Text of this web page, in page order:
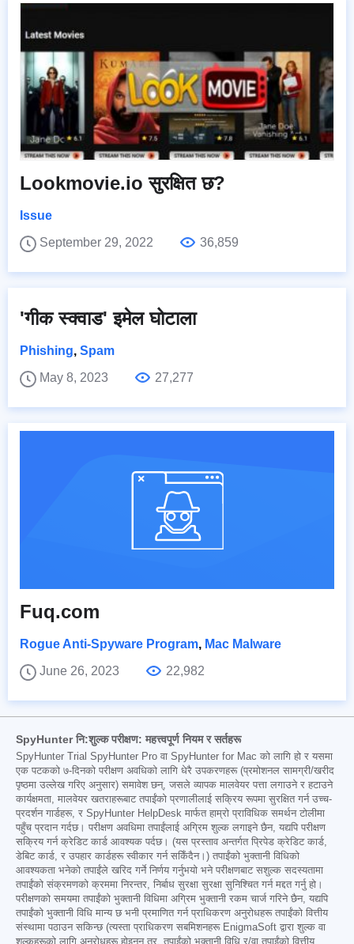
Lookmovie.io सुरक्षित छ?
Issue
September 29, 2022
36,859
'गीक स्क्वाड' इमेल घोटाला
Phishing, Spam
May 8, 2023
27,277
Fuq.com
Rogue Anti-Spyware Program, Mac Malware
June 26, 2023
22,982
SpyHunter नि:शुल्क परीक्षण: महत्त्वपूर्ण नियम र सर्तहरू
SpyHunter Trial SpyHunter Pro वा SpyHunter for Mac को लागि हो र यसमा
एक पटकको ७-दिनको परीक्षण अवधिको लागि धेरै उपकरणहरू (प्रमोशनल सामग्री/खरीद
पृष्ठमा उल्लेख गरिए अनुसार) समावेश छन्, जसले व्यापक मालवेयर पत्ता लगाउने र हटाउने
कार्यक्षमता, मालवेयर खतराहरूबाट तपाईंको प्रणालीलाई सक्रिय रूपमा सुरक्षित गर्न उच्च-
प्रदर्शन गार्डहरू, र SpyHunter HelpDesk मार्फत हाम्रो प्राविधिक समर्थन टोलीमा
पहुँच प्रदान गर्दछ। परीक्षण अवधिमा तपाईंलाई अग्रिम शुल्क लगाइने छैन, यद्यपि परीक्षण
सक्रिय गर्न क्रेडिट कार्ड आवश्यक पर्दछ। (यस प्रस्ताव अन्तर्गत प्रिपेड क्रेडिट कार्ड,
डेबिट कार्ड, र उपहार कार्डहरू स्वीकार गर्न सकिँदैन।) तपाईंको भुक्तानी विधिको
आवश्यकता भनेको तपाईंले खरिद गर्ने निर्णय गर्नुभयो भने परीक्षणबाट सशुल्क सदस्यतामा
तपाईंको संक्रमणको क्रममा निरन्तर, निर्बाध सुरक्षा सुरक्षा सुनिश्चित गर्न मद्दत गर्नु हो।
परीक्षणको समयमा तपाईंको भुक्तानी विधिमा अग्रिम भुक्तानी रकम चार्ज गरिने छैन, यद्यपि
तपाईंको भुक्तानी विधि मान्य छ भनी प्रमाणित गर्न प्राधिकरण अनुरोधहरू तपाईंको वित्तीय
संस्थामा पठाउन सकिन्छ (त्यस्ता प्राधिकरण सबमिशनहरू EnigmaSoft द्वारा शुल्क वा
शुल्कहरूको लागि अनुरोधहरू होइनन् तर, तपाईंको भुक्तानी विधि र/वा तपाईंको वित्तीय